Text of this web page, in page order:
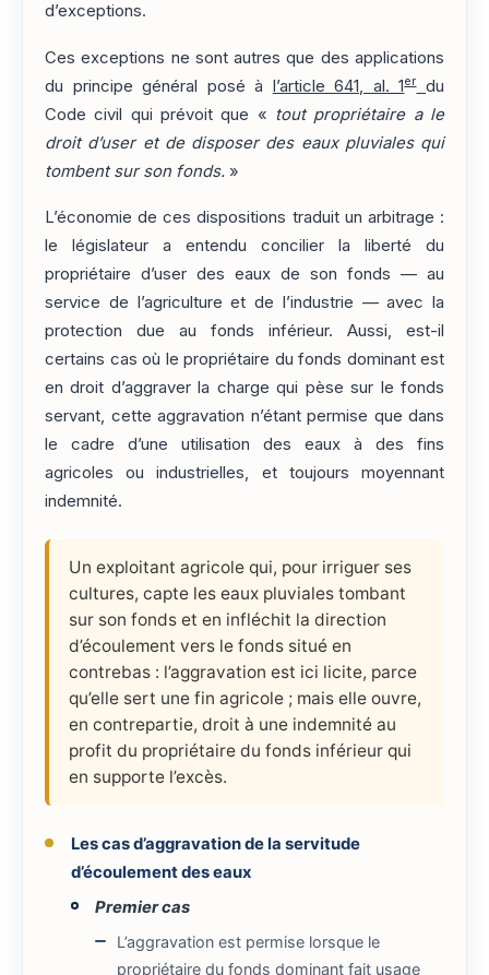
d’exceptions.
Ces exceptions ne sont autres que des applications
du principe général posé à l’article 641, al. 1er
du
Code civil qui prévoit que « tout propriétaire a le
droit d’user et de disposer des eaux pluviales qui
tombent sur son fonds. »
L’économie de ces dispositions traduit un arbitrage :
le législateur a entendu concilier la liberté du
propriétaire d’user des eaux de son fonds — au
service de l’agriculture et de l’industrie — avec la
protection due au fonds inférieur. Aussi, est-il
certains cas où le propriétaire du fonds dominant est
en droit d’aggraver la charge qui pèse sur le fonds
servant, cette aggravation n’étant permise que dans
le cadre d’une utilisation des eaux à des fins
agricoles ou industrielles, et toujours moyennant
indemnité.
Un exploitant agricole qui, pour irriguer ses
cultures, capte les eaux pluviales tombant
sur son fonds et en infléchit la direction
d’écoulement vers le fonds situé en
contrebas : l’aggravation est ici licite, parce
qu’elle sert une fin agricole ; mais elle ouvre,
en contrepartie, droit à une indemnité au
profit du propriétaire du fonds inférieur qui
en supporte l’excès.
Les cas d’aggravation de la servitude
d’écoulement des eaux
Premier cas
L’aggravation est permise lorsque le
propriétaire du fonds dominant fait usage